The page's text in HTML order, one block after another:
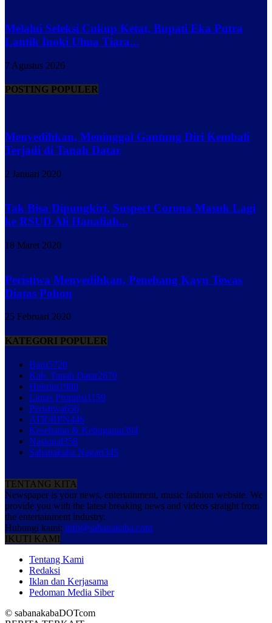
Melalui Seleksi Cukup Ketat, Bupati Eka Putra
Lantik Inoki Ulma Tiara...
7 Agustus 2026
POSTING POPULER
Menyedihkan, Meninggal Gantung Diri Kembali
Terjadi di Tanah Datar
2 Januari 2020
Tak Bisa Dipungkiri, Suspect Corona Masuk Lagi
ke RSUD Ali Hanafiah...
18 Maret 2020
Peristiwa Menyedihkan, Penebang Kayu Tewas
Diatas Pohon
25 Februari 2020
KATEGORI POPULER
Baru5720
Kab. Tanah Datar2670
Hukrim1980
Lintas Propinsi1159
Peristiwa656
ATR/BPN446
Kesehatan & Kebugaran394
Nasional358
Sabanakaba Nagari345
TENTANG KITA
Newspaper is your news, entertainment, music fashion website. We
provide you with the latest breaking news and videos straight from
the entertainment industry.
Hubungi kami: info@sabanakaba.com
IKUTI KAMI
Tentang Kami
Redaksi
Iklan dan Kerjasama
Pedoman Media Siber
© sabanakabaDOTcom